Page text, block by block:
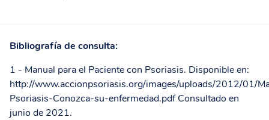
Bibliografía de consulta:
1 - Manual para el Paciente con Psoriasis. Disponible en:
http://www.accionpsoriasis.org/images/uploads/2012/01/
Psoriasis-Conozca-su-enfermedad.pdf Consultado en
junio de 2021.